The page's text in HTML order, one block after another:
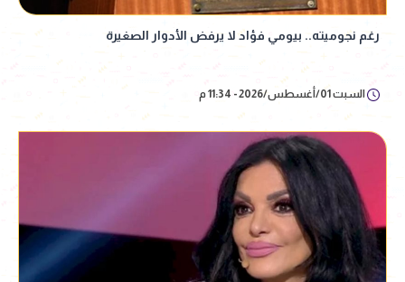
رغم نجوميته.. بيومي فؤاد لا يرفض الأدوار الصغيرة
السبت 01/أغسطس/2026 - 11:34 م